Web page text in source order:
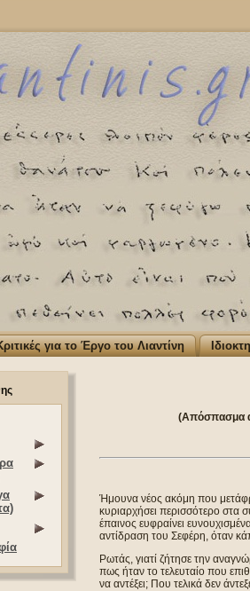
για το Έργο του Λιαντίνη
(Απόσπασμα
Ήμουνα νέος ακόμη που
κυριαρχήσει περισσότερο στα
έπαινος ευφραίνει
αντίδραση του Σεφέρη, όταν
Ρωτάς, γιατί ζήτησε την
πως ήταν το τελευταίο που
να αντέξει; Που τελικά δεν